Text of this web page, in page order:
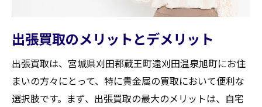
出張買取のメリットとデメリット
出張買取は、宮城県刈田郡蔵王町遠刈田温泉旭町にお住
まいの方々にとって、特に貴金属の買取において便利な
選択肢です。まず、出張買取の最大のメリットは、自宅